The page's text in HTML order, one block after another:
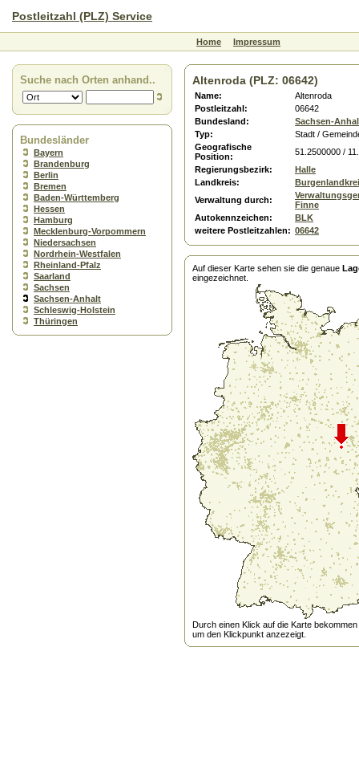
Postleitzahl (PLZ) Service
Home Impressum
Suche nach Orten anhand..
Bundesländer
Bayern
Brandenburg
Berlin
Bremen
Baden-Württemberg
Hessen
Hamburg
Mecklenburg-Vorpommern
Niedersachsen
Nordrhein-Westfalen
Rheinland-Pfalz
Saarland
Sachsen
Sachsen-Anhalt
Schleswig-Holstein
Thüringen
Altenroda (PLZ: 06642)
Name:
Altenroda
Postleitzahl:
06642
Bundesland:
Sachsen-
Typ:
Stadt /
Geografische
Position:
51.2500000 /
Regierungsbezirk:
Halle
Landkreis:
Verwaltung durch:
Finne
Autokennzeichen:
BLK
weitere Postleitzahlen: 06642
Auf dieser Karte sehen sie die genaue
eingezeichnet.
Durch einen Klick auf die Karte
um den Klickpunkt anzezeigt.